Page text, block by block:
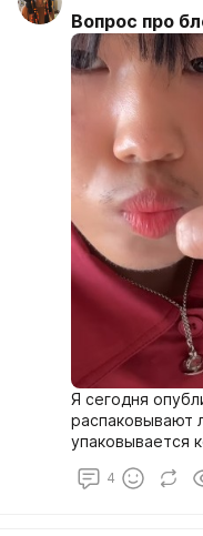
Вопрос про
Я сегодня
распаковывают
упаковывается
4